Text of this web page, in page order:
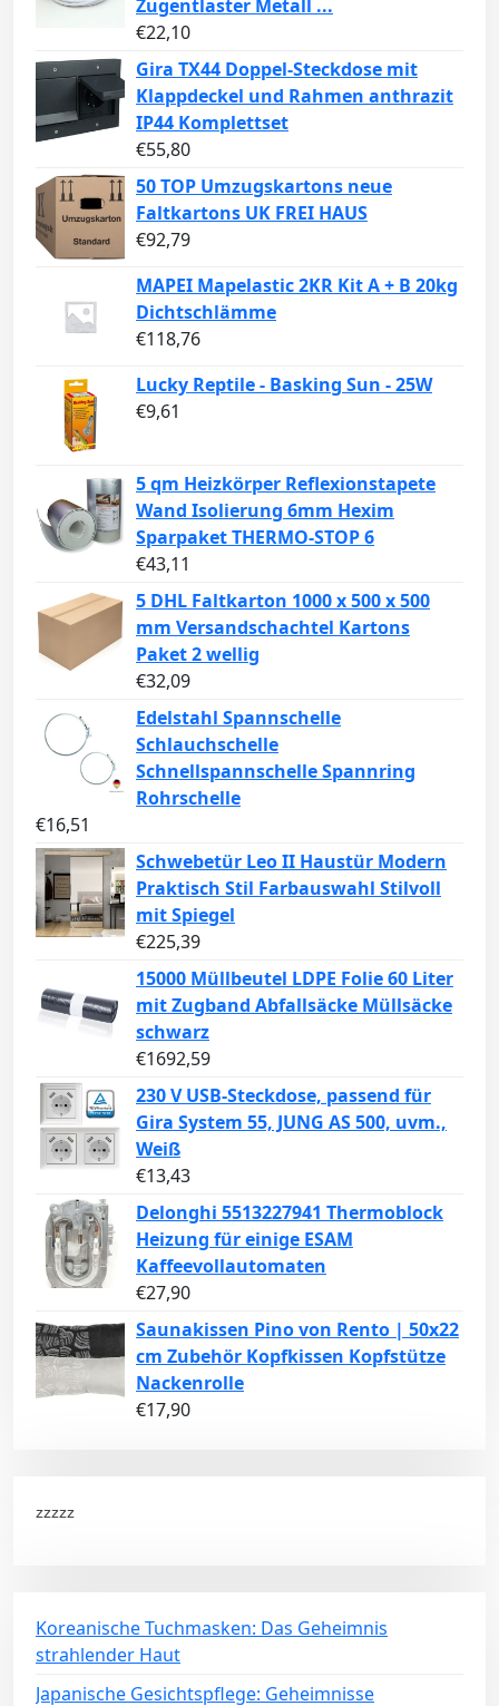
Zugentlaster Metall ...
€22,10
Gira TX44 Doppel-Steckdose mit
Klappdeckel und Rahmen anthrazit
IP44 Komplettset
€55,80
50 TOP Umzugskartons neue
Faltkartons UK FREI HAUS
€92,79
MAPEI Mapelastic 2KR Kit A + B 20kg
Dichtschlämme
€118,76
Lucky Reptile - Basking Sun - 25W
€9,61
5 qm Heizkörper Reflexionstapete
Wand Isolierung 6mm Hexim
Sparpaket THERMO-STOP 6
€43,11
5 DHL Faltkarton 1000 x 500 x 500
mm Versandschachtel Kartons
Paket 2 wellig
€32,09
Edelstahl Spannschelle
Schlauchschelle
Schnellspannschelle Spannring
Rohrschelle
€16,51
Schwebetür Leo II Haustür Modern
Praktisch Stil Farbauswahl Stilvoll
mit Spiegel
€225,39
15000 Müllbeutel LDPE Folie 60 Liter
mit Zugband Abfallsäcke Müllsäcke
schwarz
€1692,59
230 V USB-Steckdose, passend für
Gira System 55, JUNG AS 500, uvm.,
Weiß
€13,43
Delonghi 5513227941 Thermoblock
Heizung für einige ESAM
Kaffeevollautomaten
€27,90
Saunakissen Pino von Rento | 50x22
cm Zubehör Kopfkissen Kopfstütze
Nackenrolle
€17,90
zzzzz
Koreanische Tuchmasken: Das Geheimnis
strahlender Haut
Japanische Gesichtspflege: Geheimnisse